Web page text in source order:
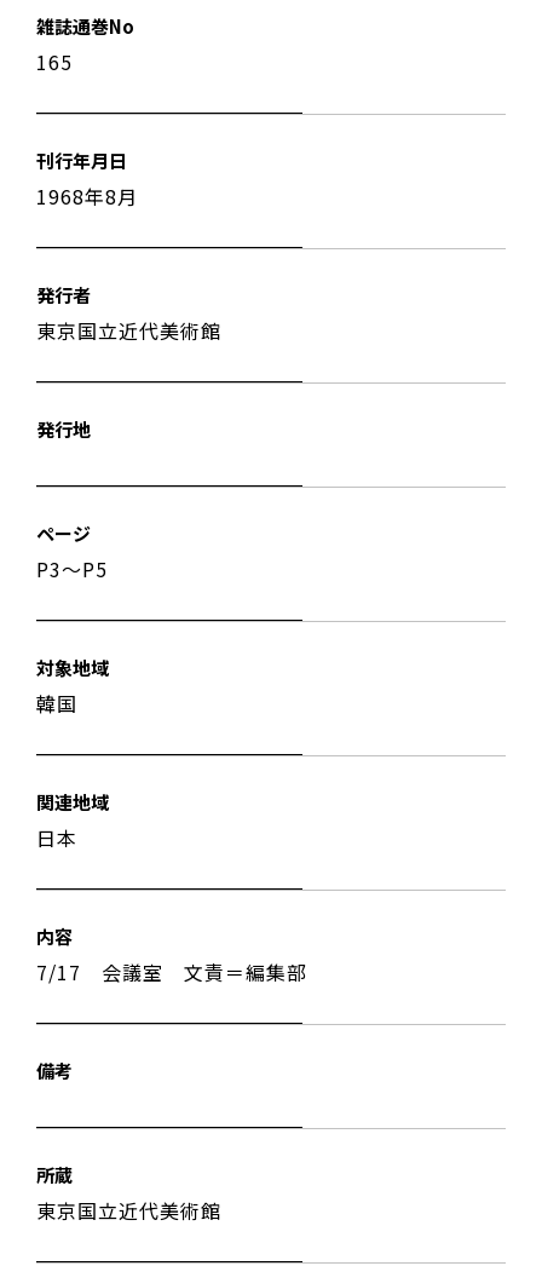
雑誌通巻No
165
刊行年月日
1968年8月
発行者
東京国立近代美術館
発行地
ページ
P3〜P5
対象地域
韓国
関連地域
日本
内容
7/17 会議室 文責＝編集部
備考
所蔵
東京国立近代美術館